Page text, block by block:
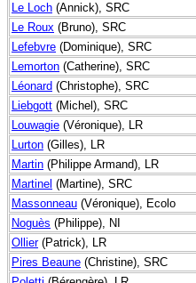
Le Loch (Annick), SRC
Le Roux (Bruno), SRC
Lefebvre (Dominique), SRC
Lemorton (Catherine), SRC
Léonard (Christophe), SRC
Liebgott (Michel), SRC
Louwagie (Véronique), LR
Lurton (Gilles), LR
Martin (Philippe Armand), LR
Martinel (Martine), SRC
Massonneau (Véronique), Ecolo
Noguès (Philippe), NI
Ollier(Patrick), LR
Pires Beaune (Christine), SRC